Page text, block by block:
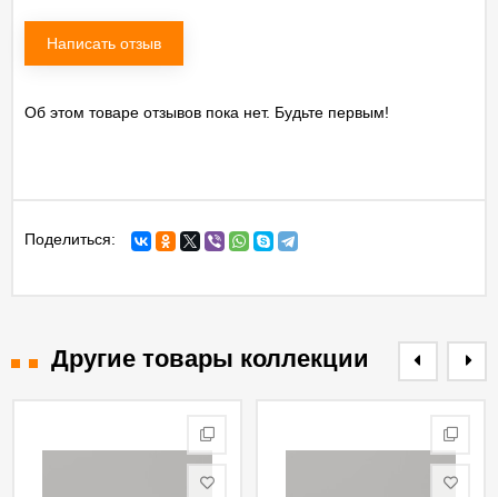
Написать отзыв
Об этом товаре отзывов пока нет. Будьте первым!
Поделиться:
Другие товары коллекции